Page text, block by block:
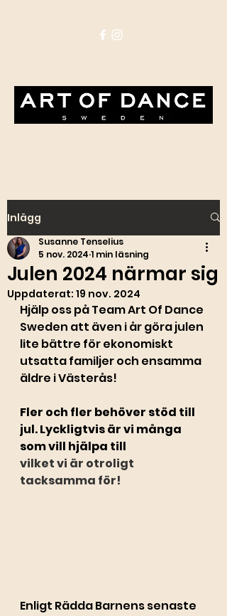
Inlägg
Julen 2024 närmar sig
Susanne Tenselius
5 nov. 2024 1 min läsning
Uppdaterat: 19 nov. 2024
Hjälp oss på Team Art Of Dance
Sweden att även i år göra julen
lite bättre för ekonomiskt
utsatta familjer och ensamma
äldre i Västerås!
Fler och fler behöver stöd till
jul. Lyckligtvis är vi många
som vill hjälpa till
vilket vi är otroligt
tacksamma för!
Enligt Rädda Barnens senaste